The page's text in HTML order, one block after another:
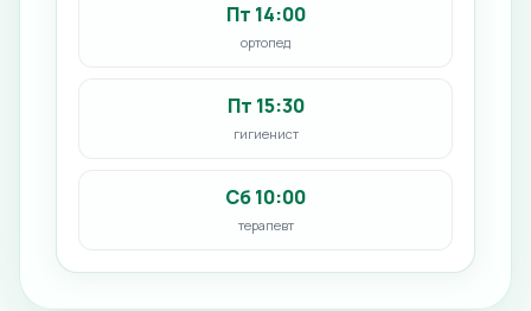
Пт 14:00
ортопед
Пт 15:30
гигиенист
Сб 10:00
терапевт